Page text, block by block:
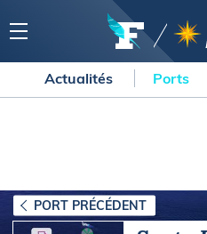
Actualités Ports
PORT PRÉCÉDENT